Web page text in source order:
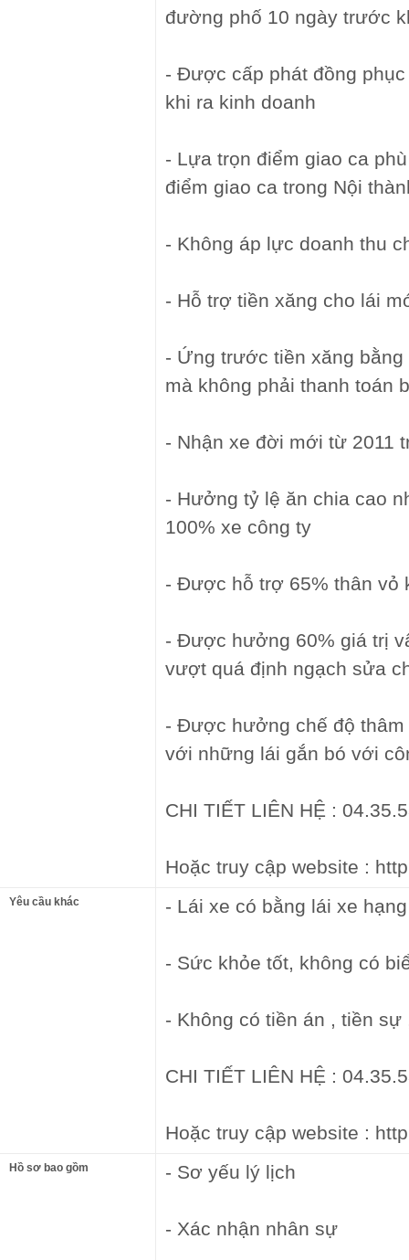
đường phố 10 ngày trước
- Được cấp phát đồng
khi ra kinh doanh
- Lựa trọn điểm giao ca
điểm giao ca trong Nội
- Không áp lực doanh thu
- Hỗ trợ tiền xăng cho lái
- Ứng trước tiền xăng
mà không phải thanh toán
- Nhận xe đời mới từ 2011
- Hưởng tỷ lệ ăn chia cao
100% xe công ty
- Được hỗ trợ 65% thân vỏ
- Được hưởng 60% giá trị
vượt quá định ngạch sửa
- Được hưởng chế độ
với những lái gắn bó với
CHI TIẾT LIÊN HỆ :
Hoặc truy cập website :
Yêu cầu khác - Lái xe có bằng lái xe
- Sức khỏe tốt, không có
- Không có tiền án , tiền
CHI TIẾT LIÊN HỆ :
Hoặc truy cập website :
Hồ sơ bao gồm - Sơ yếu lý lịch
- Xác nhận nhân sự